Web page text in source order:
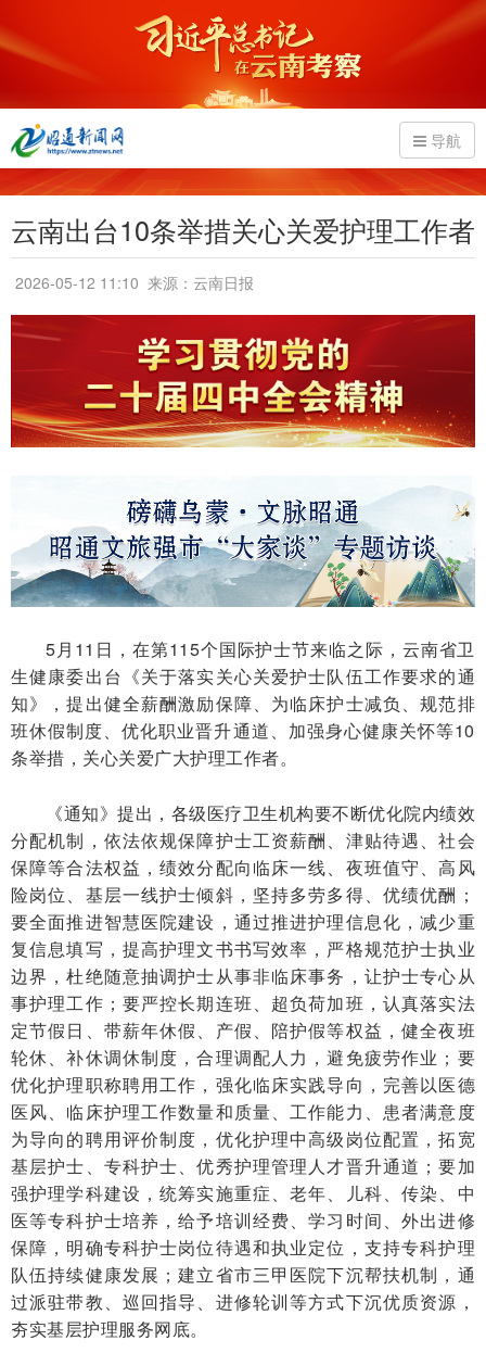
导航
云南出台10条举措关心关爱护理工作者
2026-05-12 11:10 来源：云南日报
5月11日，在第115个国际护士节来临之际，云南省卫
生健康委出台《关于落实关心关爱护士队伍工作要求的通
知》，提出健全薪酬激励保障、为临床护士减负、规范排
班休假制度、优化职业晋升通道、加强身心健康关怀等10
条举措，关心关爱广大护理工作者。
《通知》提出，各级医疗卫生机构要不断优化院内绩效
分配机制，依法依规保障护士工资薪酬、津贴待遇、社会
保障等合法权益，绩效分配向临床一线、夜班值守、高风
险岗位、基层一线护士倾斜，坚持多劳多得、优绩优酬；
要全面推进智慧医院建设，通过推进护理信息化，减少重
复信息填写，提高护理文书书写效率，严格规范护士执业
边界，杜绝随意抽调护士从事非临床事务，让护士专心从
事护理工作；要严控长期连班、超负荷加班，认真落实法
定节假日、带薪年休假、产假、陪护假等权益，健全夜班
轮休、补休调休制度，合理调配人力，避免疲劳作业；要
优化护理职称聘用工作，强化临床实践导向，完善以医德
医风、临床护理工作数量和质量、工作能力、患者满意度
为导向的聘用评价制度，优化护理中高级岗位配置，拓宽
基层护士、专科护士、优秀护理管理人才晋升通道；要加
强护理学科建设，统筹实施重症、老年、儿科、传染、中
医等专科护士培养，给予培训经费、学习时间、外出进修
保障，明确专科护士岗位待遇和执业定位，支持专科护理
队伍持续健康发展；建立省市三甲医院下沉帮扶机制，通
过派驻带教、巡回指导、进修轮训等方式下沉优质资源，
夯实基层护理服务网底。